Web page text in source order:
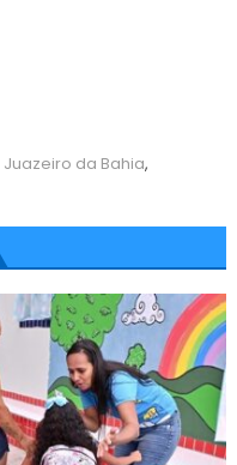
Juazeiro da Bahia,